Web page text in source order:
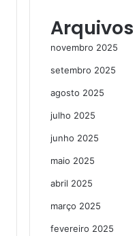
Arquivos
novembro 2025
setembro 2025
agosto 2025
julho 2025
junho 2025
maio 2025
abril 2025
março 2025
fevereiro 2025